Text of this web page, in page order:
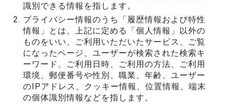
識別できる情報を指します。
プライバシー情報のうち「履歴情報および特性
情報」とは、上記に定める「個人情報」以外の
ものをいい、ご利用いただいたサービス、ご覧
になったページ、ユーザーが検索された検索キ
ーワード、ご利用日時、ご利用の方法、ご利用
環境、郵便番号や性別、職業、年齢、ユーザー
のIPアドレス、クッキー情報、位置情報、端末
の個体識別情報などを指します。